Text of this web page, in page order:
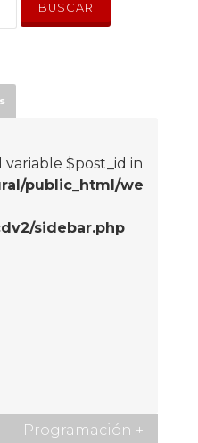
variable $post_id in
public_html/we
sidebar.php
Programación +